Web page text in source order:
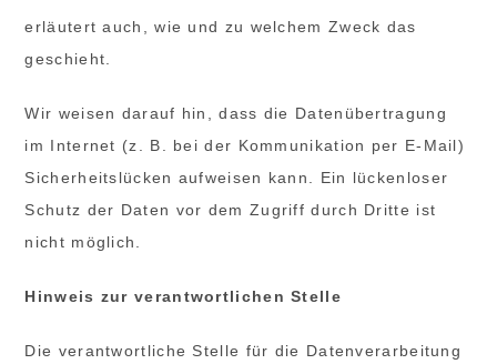
erläutert auch, wie und zu welchem Zweck das
geschieht.
Wir weisen darauf hin, dass die Datenübertragung
im Internet (z. B. bei der Kommunikation per E-Mail)
Sicherheitslücken aufweisen kann. Ein lückenloser
Schutz der Daten vor dem Zugriff durch Dritte ist
nicht möglich.
Hinweis zur verantwortlichen Stelle
Die verantwortliche Stelle für die Datenverarbeitung